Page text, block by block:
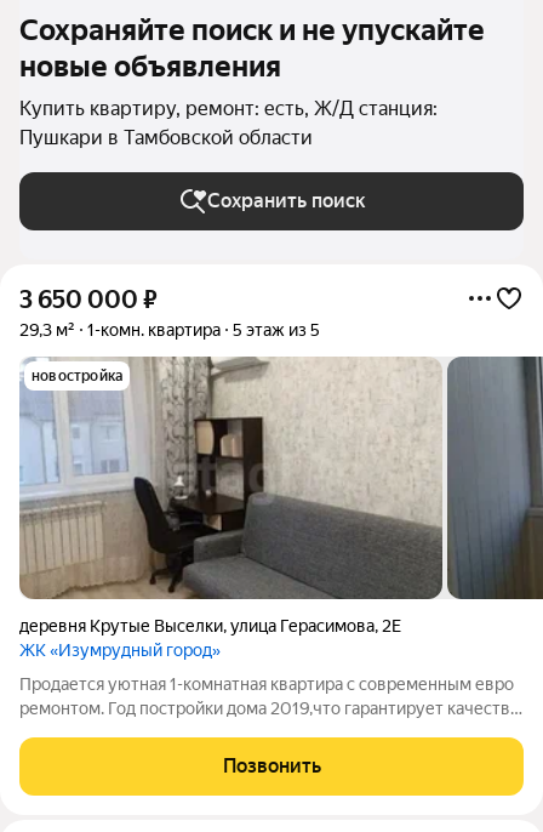
Сохраняйте поиск и не упускайте
новые объявления
Купить квартиру, ремонт: есть, Ж/Д станция:
Пушкари в Тамбовской области
Сохранить поиск
3 650 000 ₽
29,3 м² 1-комн. квартира 5 этаж из 5
новостройка
деревня Крутые Выселки,улица Герасимова, 2Е
ЖК «Изумрудный город»
Продается уютная 1-комнатная квартира с современным евро
ремонтом. Год постройки дома 2019,что гарантирует качество
дома, обеспечивающего хорошее тепло и звукоизоляцию. Из
окон открывается вид
Позвонить